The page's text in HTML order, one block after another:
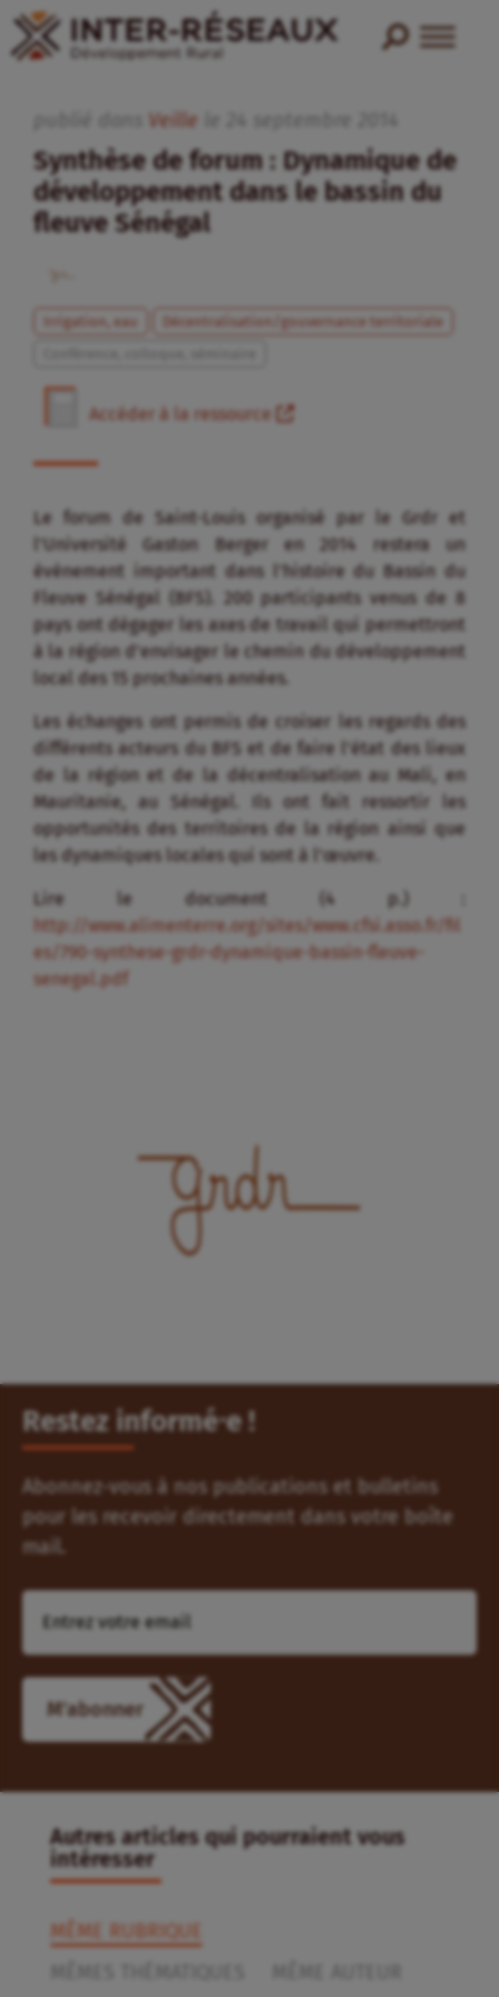
Veille
Synthèse de forum : Dynamique de
développement dans le bassin du
fleuve Sénégal
Irrigation, eau
Décentralisation/gouvernance territoriale
Accéder à la ressource
Le forum de Saint-Louis organisé par le Grdr et
l’Université Gaston Berger en 2014 restera un
évènement important dans l’histoire du Bassin du
Fleuve Sénégal (BFS). 200 participants venus de 8
pays ont dégager les axes de travail qui permettront
à la région d’envisager le chemin du développement
local des 15 prochaines années.
Les échanges ont permis de croiser les regards des
différents acteurs du BFS et de faire l’état des lieux
de la région et de la décentralisation au Mali, en
Mauritanie, au Sénégal. Ils ont fait ressortir les
opportunités des territoires de la région ainsi que
les dynamiques locales qui sont à l’œuvre.
Lire le document (4 p.) :
http://www.alimenterre.org/sites/www.cfsi.asso.fr/fil
es/790-synthese-grdr-dynamique-bassin-fleuve-
senegal.pdf
Restez informé⸱e !
Abonnez-vous à nos publications et bulletins
pour les recevoir directement dans votre boîte
mail.
M'abonner
Autres articles qui pourraient vous
intéresser
MÊME RUBRIQUE